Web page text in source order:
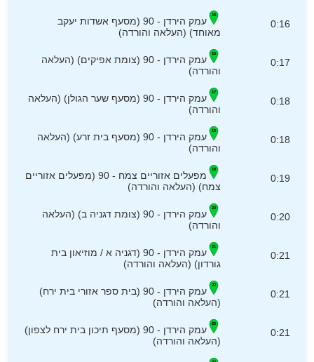
0:16
עמק הירדן - 90 (מסעף אשדות יעקב
מאוחד) (העלאה והורדה)
0:17
עמק הירדן - 90 (צומת אפיקים) (העלאה
והורדה)
0:18
עמק הירדן - 90 (מסעף שער הגולן) (העלאה
והורדה)
0:18
עמק הירדן - 90 (מסעף בית זרע) (העלאה
והורדה)
0:19
מפעלים אזוריים צמח - 90 (מפעלים אזוריים
צמח) (העלאה והורדה)
0:20
עמק הירדן - 90 (צומת דגניה ב) (העלאה
והורדה)
0:21
עמק הירדן - 90 (דגניה א / מוזיאון בית
גורדון) (העלאה והורדה)
0:21
עמק הירדן - 90 (בית ספר אזורי בית ירח)
(העלאה והורדה)
0:21
עמק הירדן - 90 (מסעף תיכון בית ירח לצפון)
(העלאה והורדה)